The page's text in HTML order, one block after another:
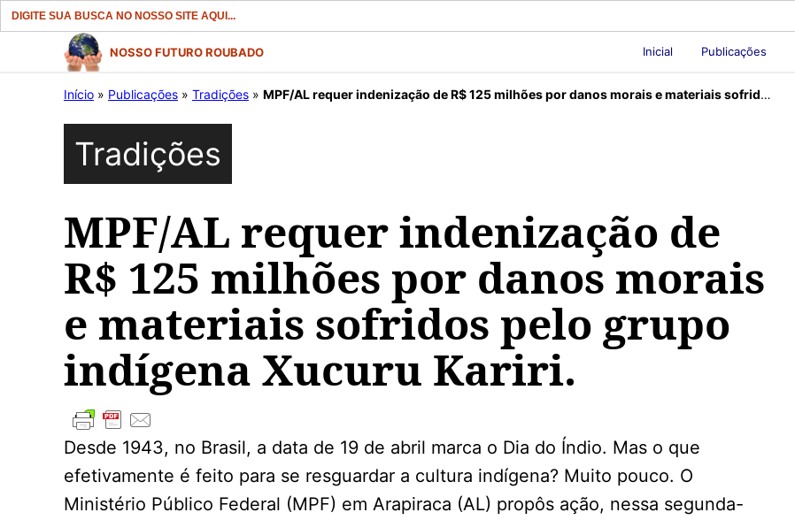
Search
for:
conteúdo
NOSSO FUTURO ROUBADO Inicial Publicações
Início » Publicações » Tradições » MPF/AL requer indenização de R$ 125 milhões por danos morais e materiais sofridos pelo grupo indígena Xucuru Kariri.
Tradições
MPF/AL requer indenização de
R$ 125 milhões por danos morais
e materiais sofridos pelo grupo
indígena Xucuru Kariri.
Desde 1943, no Brasil, a data de 19 de abril marca o Dia do Índio. Mas o que
efetivamente é feito para se resguardar a cultura indígena? Muito pouco. O
Ministério Público Federal (MPF) em Arapiraca (AL) propôs ação, nessa segunda-